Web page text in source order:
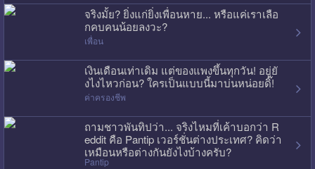
จริงมั้ย? ยิ่งแก่ยิ่งเพื่อนหาย... หรือแค่เราเลือ
กคบคนน้อยลงวะ?
เพื่อน
เงินเดือนเท่าเดิม แต่ของแพงขึ้นทุกวัน! อยู่ยั
งไงไหวก่อน? ใครเป็นแบบนี้มาบ่นหน่อยดิ๊!
ค่าครองชีพ
ถามชาวพันทิปว่า... จริงไหมที่เค้าบอกว่า R
eddit คือ Pantip เวอร์ชั่นต่างประเทศ? คิดว่า
เหมือนหรือต่างกันยังไงบ้างครับ?
Pantip